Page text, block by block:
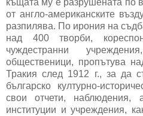
къщата му е разрушената по
от англо-американските
разпилява. По ирония на
над 400 творби,
чуждестранни
общественици, пропътува
Тракия след 1912 г., за да
българско културно-
свои отчети, наблюдения,
институции и учреждения,